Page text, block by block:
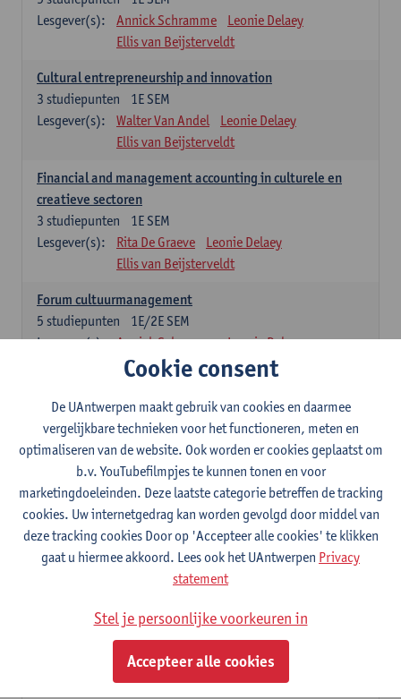
Lesgever(s):
Annick Schramme
Leonie Delaey
Ellis van Beijsterveldt
Cultural entrepreneurship and innovation
1E SEM
3 studiepunten
Lesgever(s):
Walter Van Andel
Leonie Delaey
Ellis van Beijsterveldt
Financial and management accounting in culturele en
creatieve sectoren
1E SEM
3 studiepunten
Lesgever(s):
Rita De Graeve
Leonie Delaey
Ellis van Beijsterveldt
Forum cultuurmanagement
1E/2E SEM
5 studiepunten
Lesgever(s):
Annick Schramme
Leonie Delaey
Ellis van Beijsterveldt
Juridisch kader van de cultuursector
1E SEM
studiepunten
Lesgever(s):
Tobias Van Royen
Leonie Delaey
Ellis van Beijsterveldt
Summer school on responsible fashion management
1E SEM
3studiepunten
Lesgever(s):
Annick Schramme
Leonie Delaey
Anna-Lena Müller
Ellis van Beijsterveldt
Managementopleidingsonderdelen
Dit vervangt dan 'Critical reflections on arts and culture' in het
Cookie consent
De UAntwerpen maakt gebruik van cookies en daarmee
vergelijkbare technieken voor het functioneren, meten en
optimaliseren van de website. Ook worden er cookies geplaatst om
b.v. YouTubefilmpjes te kunnen tonen en voor
marketingdoeleinden. Deze laatste categorie betreffen de tracking
cookies. Uw internetgedrag kan worden gevolgd door middel van
deze tracking cookies Door op 'Accepteer alle cookies' te klikken
gaat u hiermee akkoord. Lees ook het UAntwerpen Privacy
statement
Stel je persoonlijke voorkeuren in
Accepteer alle cookies